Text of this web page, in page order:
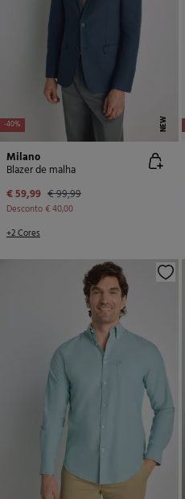
-40% NEW
Milano
Blazer de malha
€ 59,99 € 99,99
Desconto€ 40,00
+2 Cores